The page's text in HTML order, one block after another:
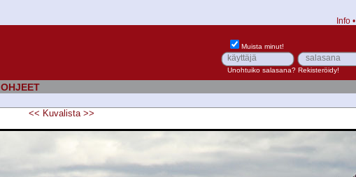
OHJEET
Info •
Muista minut!
Unohtuiko salasana? Rekisteröidy!
<< Kuvalista >>